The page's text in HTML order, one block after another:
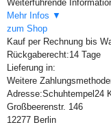
Weiterführende
Mehr Infos ▼
zum Shop
Kauf per Rechnung bis
Rückgaberecht:14 Tage
Lieferung in:
Weitere
Adresse:Schuhtempel24
Großbeerenstr. 146
12277 Berlin